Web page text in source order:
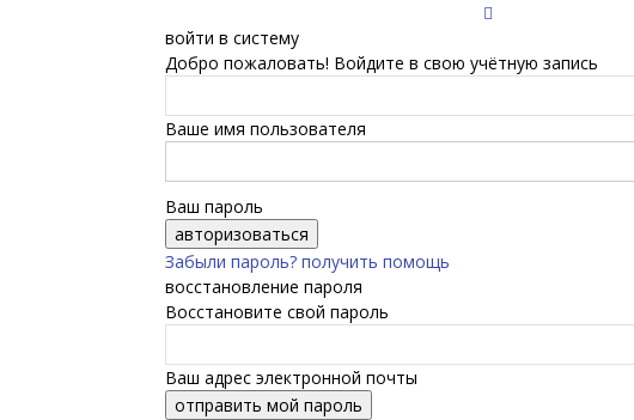
войти в систему
Добро пожаловать! Войдите в свою учётную запись
Ваше имя пользователя
Ваш пароль
Забыли пароль? получить помощь
восстановление пароля
Восстановите свой пароль
Ваш адрес электронной почты